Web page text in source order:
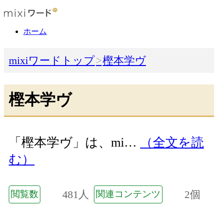
ホーム
mixiワードトップ 樫本学ヴ
樫本学ヴ
「樫本学ヴ」は、mi…
（全文を読
む）
閲覧数 481人 関連コンテンツ 2個